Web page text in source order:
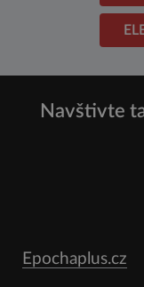
Navštivte
Epochaplus.cz